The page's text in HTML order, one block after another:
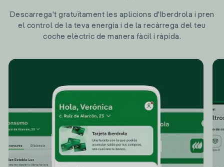
Descarrega't gratuïtament les aplicions d'Iberdrola i pren
el control de la teva energia i de la recàrrega del teu
coche elèctric de manera fàcil i ràpida.